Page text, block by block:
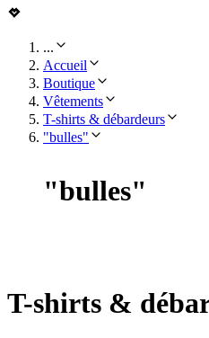
...
Accueil
Boutique
Vêtements
T-shirts & débardeurs
"bulles"
"bulles"
T-shirts &